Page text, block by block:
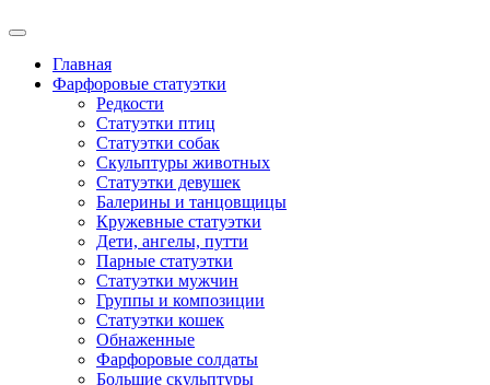
Главная
Фарфоровые статуэтки
Редкости
Cтатуэтки птиц
Cтатуэтки собак
Скульптуры животных
Статуэтки девушек
Балерины и танцовщицы
Кружевные статуэтки
Дети, ангелы, путти
Парные статуэтки
Статуэтки мужчин
Группы и композиции
Статуэтки кошек
Обнаженные
Фарфоровые солдаты
Большие скульптуры